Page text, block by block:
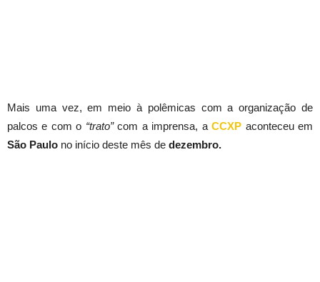
Mais uma vez, em meio à polêmicas com a organização de
palcos e com o “trato”com a imprensa, aCCXP aconteceu em
São Paulo no início deste mês de dezembro.